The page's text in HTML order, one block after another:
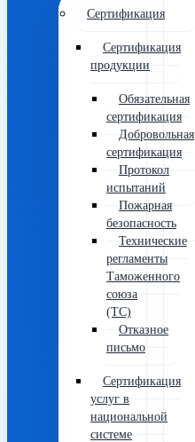
Сертификация
Сертификация
продукции
Обязательная
сертификация
Добровольная
сертификация
Протокол
испытаний
Пожарная
безопасность
Технические
регламенты
Таможенного
союза
(ТС)
Отказное
письмо
Сертификация
услуг в
национальной
системе